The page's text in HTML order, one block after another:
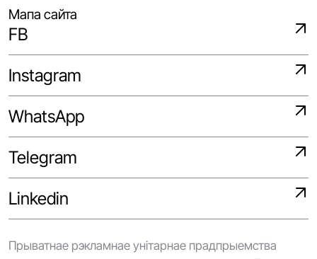
Мапа сайта
FB
Instagram
WhatsApp
Telegram
Linkedin
Прыватнае рэкламнае унітарнае прадпрыемства